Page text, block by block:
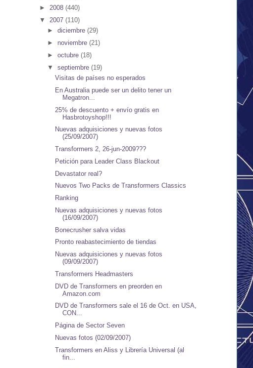
► 2008 (440)
▼ 2007 (110)
► diciembre (29)
► noviembre (21)
► octubre (18)
▼ septiembre (19)
Visitas de países no esperados
En Australia puede ser un delito tener un
Megatron...
25% de descuento + envío gratis en
Hasbrotoyshop!!!
Nuevas adquisiciones y nuevas fotos
(25/09/2007)
Transformers 2, 26-jun-2009???
Petición para Leader Class Blackout
Devastator real?
Nuevos Two Packs de Transformers Classics
Ranking
Nuevas adquisiciones y nuevas fotos
(16/09/2007)
Bonecrusher salva vidas
Pronto reabastecimiento de tiendas
Nuevas adquisiciones y nuevas fotos
(09/09/2007)
Transformers Headmasters
DVD de Transformers en preorden en
Amazon.com
DVD de Transformers sale el 16 de Oct. en USA,
CON...
Página de Sector Seven
Nuevas fotos (02/09/2007)
Transformers en Aliss y Librería Universal (al
fin...